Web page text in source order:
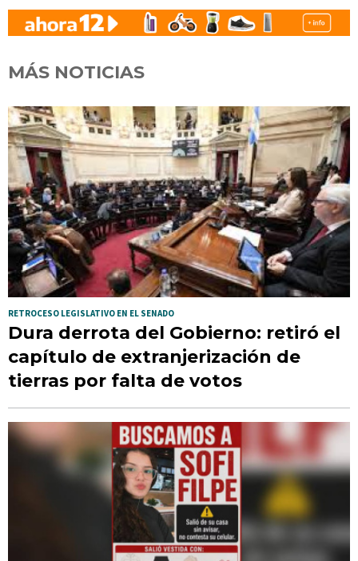
MÁS NOTICIAS
RETROCESO LEGISLATIVO EN EL SENADO
Dura derrota del Gobierno: retiró el
capítulo de extranjerización de
tierras por falta de votos